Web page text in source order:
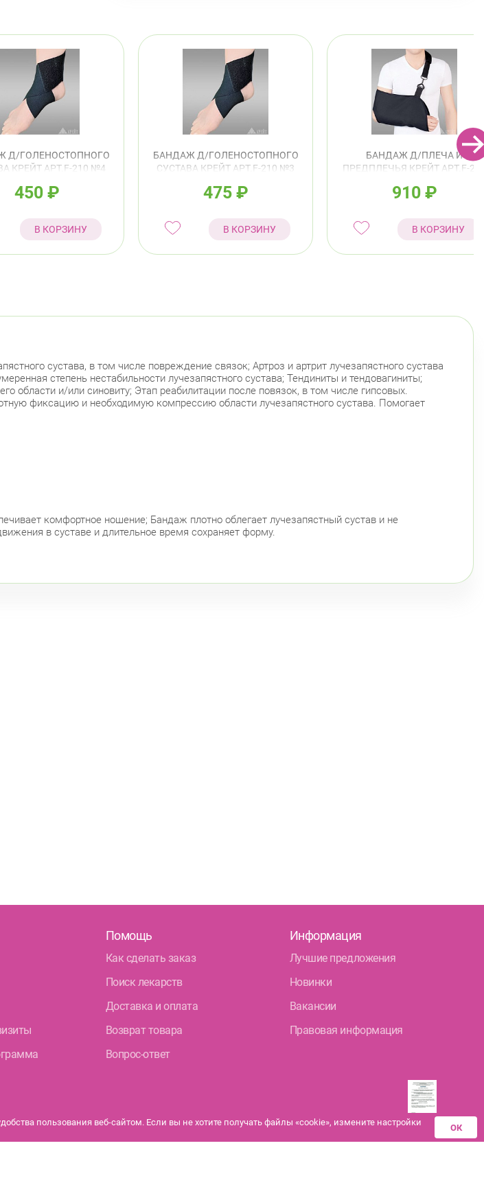
Д/ГОЛЕНОСТОПНОГО
КРЕЙТ АРТ.F-210 №4
450 ₽
В КОРЗИНУ
БАНДАЖ Д/ГОЛЕНОСТОПНОГО
СУСТАВА КРЕЙТ АРТ.F-210 №3
475 ₽
В КОРЗИНУ
БАНДАЖ Д/ПЛЕЧА И
ПРЕДПЛЕЧЬЯ КРЕЙТ АРТ.F-
910 ₽
В КОРЗИНУ
сустава, в том числе повреждение связок; Артроз и артрит лучезапястного сустава
степень нестабильности лучезапястного сустава; Тендиниты и тендовагиниты;
области и/или синовиту; Этап реабилитации после повязок, в том числе гипсовых.
фиксацию и необходимую компрессию области лучезапястного сустава. Помогает
комфортное ношение; Бандаж плотно облегает лучезапястный сустав и не
в суставе и длительное время сохраняет форму.
Помощь
Как сделать заказ
Поиск лекарств
Доставка и оплата
Возврат товара
Вопрос-ответ
Информация
Лучшие предложения
Новинки
Вакансии
Правовая информация
Разрешения аптек-
партнеров на
пользования веб-сайтом. Если вы не хотите получать файлы «cookie», измените настройки
ОК